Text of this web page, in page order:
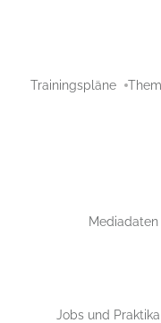
Trainingspläne
Mediadaten
Jobs und